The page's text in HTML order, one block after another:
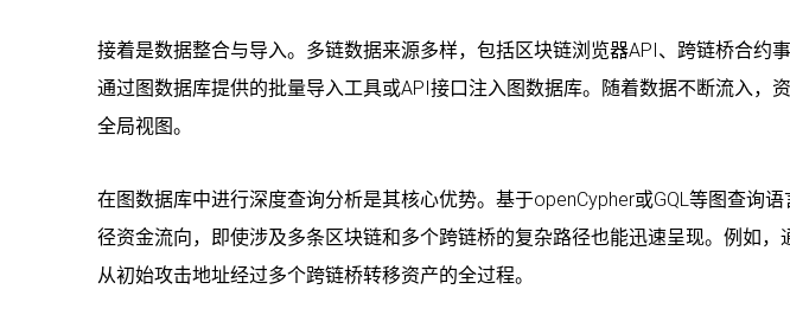
接着是数据整合与导入。多链数据来源多样，包括区块链浏览器API、跨链桥合约
通过图数据库提供的批量导入工具或API接口注入图数据库。随着数据不断流入，
全局视图。
在图数据库中进行深度查询分析是其核心优势。基于openCypher或GQL等图查询
径资金流向，即使涉及多条区块链和多个跨链桥的复杂路径也能迅速呈现。例如
从初始攻击地址经过多个跨链桥转移资产的全过程。